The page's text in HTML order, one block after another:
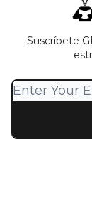
Suscríbete